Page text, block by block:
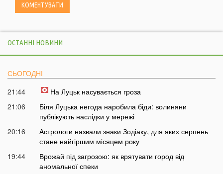
ОСТАННІ НОВИНИ
СЬОГОДНІ
21:44
На Луцьк насувається гроза
21:06
Біля Луцька негода наробила біди: волиняни
публікують наслідки у мережі
20:16
Астрологи назвали знаки Зодіаку, для яких серпень
стане найгіршим місяцем року
19:44
Врожай під загрозою: як врятувати город від
аномальної спеки